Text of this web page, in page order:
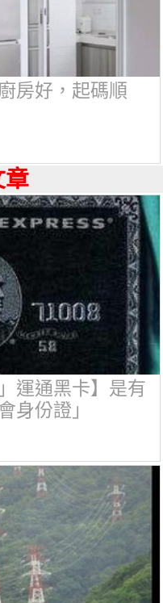
房好，起碼順
章
運通黑卡】是有
身份證」